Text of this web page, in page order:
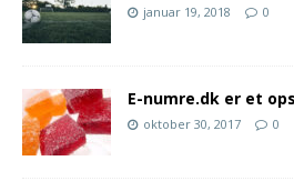
januar 19, 2018 0
E-numre.dk er et
oktober 30, 2017 0